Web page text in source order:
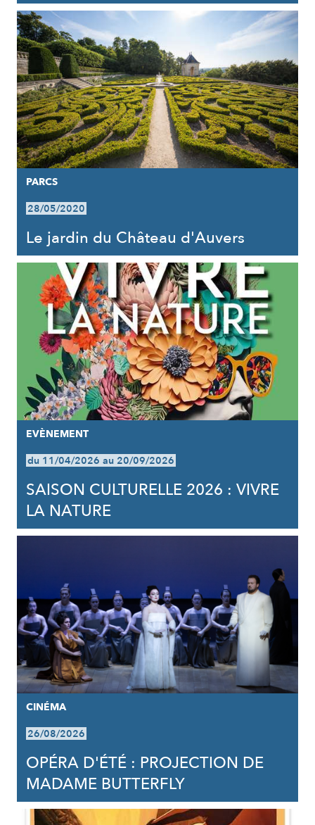
PARCS
28/05/2020
Le jardin du Château d'Auvers
EVÈNEMENT
du 11/04/2026 au 20/09/2026
SAISON CULTURELLE 2026 : VIVRE
LA NATURE
CINÉMA
26/08/2026
OPÉRA D'ÉTÉ : PROJECTION DE
MADAME BUTTERFLY